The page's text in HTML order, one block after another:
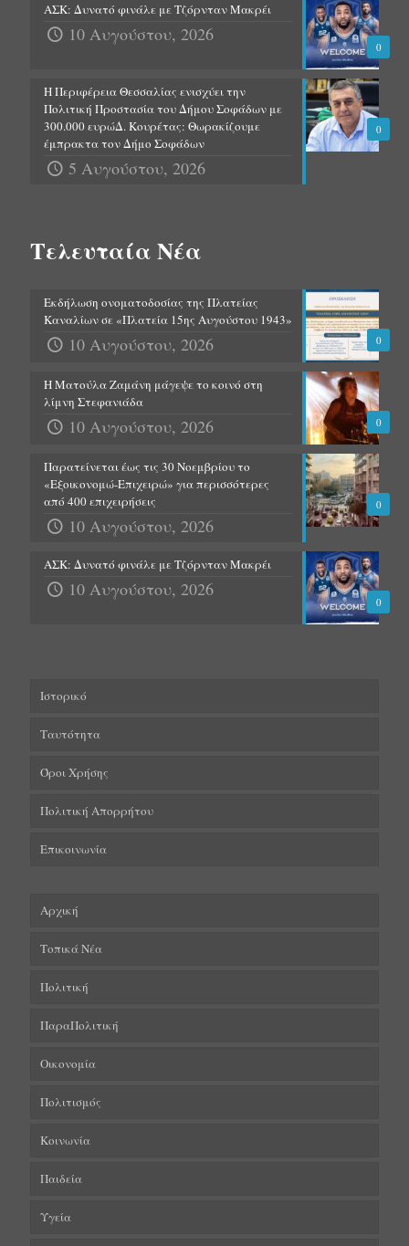
0
ΑΣΚ: Δυνατό φινάλε με Τζόρνταν Μακρέι
10 Αυγούστου, 2026
0
Η Περιφέρεια Θεσσαλίας ενισχύει την
Πολιτική Προστασία του Δήμου Σοφάδων με
300.000 ευρώΔ. Κουρέτας: Θωρακίζουμε
έμπρακτα τον Δήμο Σοφάδων
5 Αυγούστου, 2026
Τελευταία Νέα
0
Εκδήλωση ονοματοδοσίας της Πλατείας
Καναλίων σε «Πλατεία 15ης Αυγούστου 1943»
10 Αυγούστου, 2026
0
Η Ματούλα Ζαμάνη μάγεψε το κοινό στη
λίμνη Στεφανιάδα
10 Αυγούστου, 2026
0
Παρατείνεται έως τις 30 Νοεμβρίου το
«Εξοικονομώ-Επιχειρώ» για περισσότερες
από 400 επιχειρήσεις
10 Αυγούστου, 2026
0
ΑΣΚ: Δυνατό φινάλε με Τζόρνταν Μακρέι
10 Αυγούστου, 2026
Ιστορικό
Ταυτότητα
Όροι Χρήσης
Πολιτική Απορρήτου
Επικοινωνία
Αρχική
Τοπικά Νέα
Πολιτική
ΠαραΠολιτική
Οικονομία
Πολιτισμός
Κοινωνία
Παιδεία
Υγεία